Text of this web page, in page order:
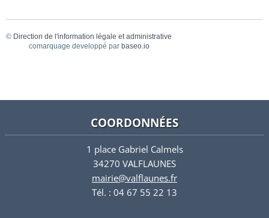
© Direction de l'information légale et administrative
comarquage developpé par baseo.io
COORDONNÉES
1 place Gabriel Calmels
34270 VALFLAUNES
mairie@valflaunes.fr
Tél. : 04 67 55 22 13